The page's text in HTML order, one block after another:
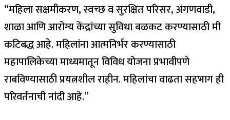
“महिला सक्षमीकरण, स्वच्छ व सुरक्षित परिसर, अंगणवाडी,
शाळा आणि आरोग्य केंद्रांच्या सुविधा बळकट करण्यासाठी मी
कटिबद्ध आहे. महिलांना आत्मनिर्भर करण्यासाठी
महापालिकेच्या माध्यमातून विविध योजना प्रभावीपणे
राबविण्यासाठी प्रयत्नशील राहीन. महिलांचा वाढता सहभाग ही
परिवर्तनाची नांदी आहे.”